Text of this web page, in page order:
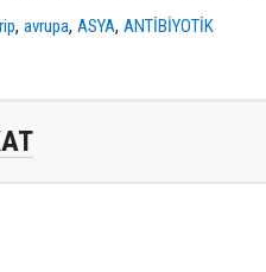
,avrupa,ASYA,ANTİBİYOTİK